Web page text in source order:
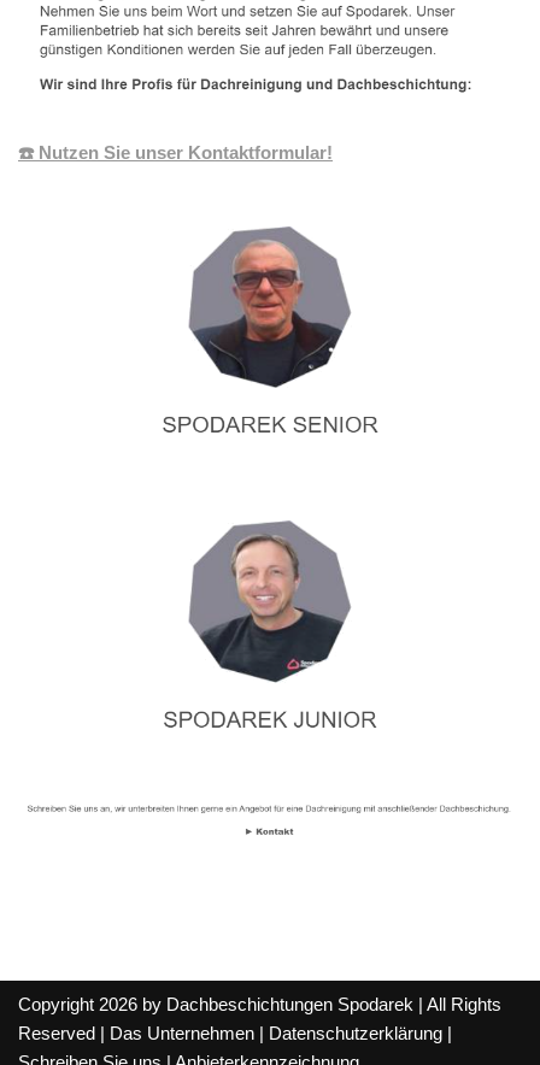
☎️ Nutzen Sie unser Kontaktformular!
Copyright 2026 by Dachbeschichtungen Spodarek | All Rights
Reserved |
Das Unternehmen Datenschutzerklärung